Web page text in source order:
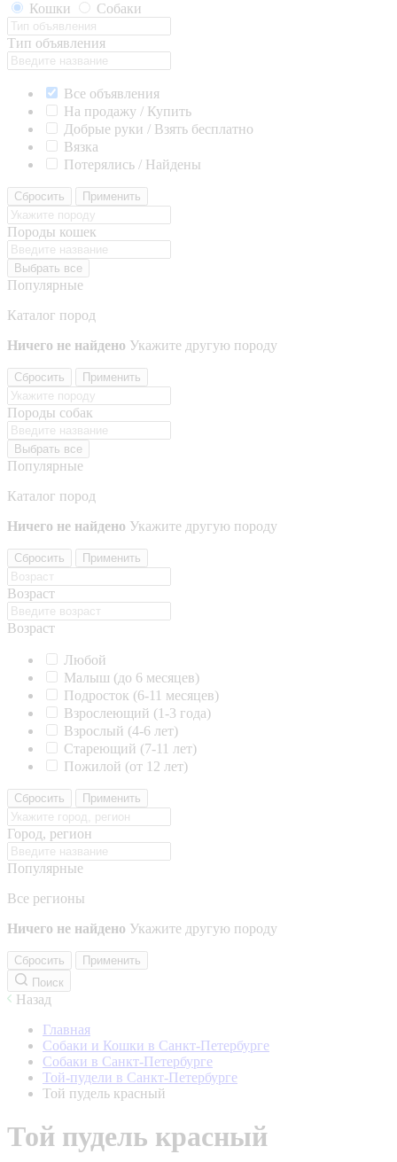
Кошки
Собаки
Тип объявления
Все объявления
На продажу / Купить
Добрые руки / Взять бесплатно
Вязка
Потерялись / Найдены
Сбросить Применить
Породы кошек
Выбрать все
Популярные
Каталог пород
Ничего не найдено Укажите другую породу
Сбросить Применить
Породы собак
Выбрать все
Популярные
Каталог пород
Ничего не найдено Укажите другую породу
Сбросить Применить
Возраст
Возраст
Любой
Малыш (до 6 месяцев)
Подросток (6-11 месяцев)
Взрослеющий (1-3 года)
Взрослый (4-6 лет)
Стареющий (7-11 лет)
Пожилой (от 12 лет)
Сбросить Применить
Город, регион
Популярные
Все регионы
Ничего не найдено Укажите другую породу
Сбросить
Применить
Поиск
Назад
Главная
Собаки и Кошки в Санкт-Петербурге
Собаки в Санкт-Петербурге
Той-пудели в Санкт-Петербурге
Той пудель красный
Той пудель красный